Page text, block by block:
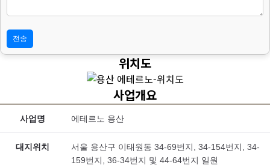
위치도
사업개요
사업명 에테르노 용산
대지위치
서울 용산구 이태원동 34-69번지, 34-154번지, 34-
159번지, 36-34번지 및 44-64번지 일원